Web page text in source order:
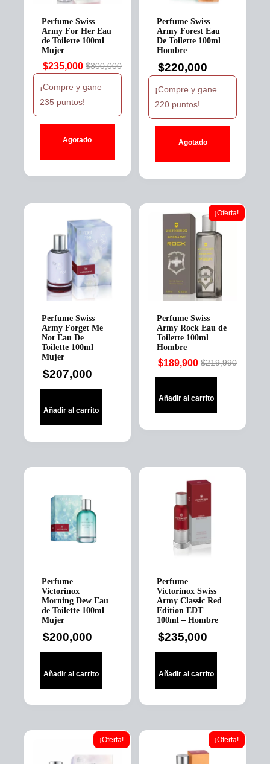
Perfume Swiss
Army For Her Eau
de Toilette 100ml
Mujer
$300,000
Original
price
was:
$235,000
Current
price
is:
¡Compre y gane
235 puntos!
Agotado
Perfume Swiss
Army Forest Eau
De Toilette 100ml
Hombre
$220,000
¡Compre y gane
220 puntos!
Agotado
Perfume Swiss
Army Forget Me
Not Eau De
Toilette 100ml
Mujer
$207,000
Añadir al carrito
¡Oferta!
Perfume Swiss
Army Rock Eau de
Toilette 100ml
Hombre
$219,990
Original
was:
$189,900
Current
is:
Añadir al carrito
Perfume
Victorinox
Morning Dew Eau
de Toilette 100ml
Mujer
$200,000
Añadir al carrito
Perfume
Victorinox Swiss
Army Classic Red
Edition EDT –
100ml – Hombre
$235,000
Añadir al carrito
¡Oferta! ¡Oferta!